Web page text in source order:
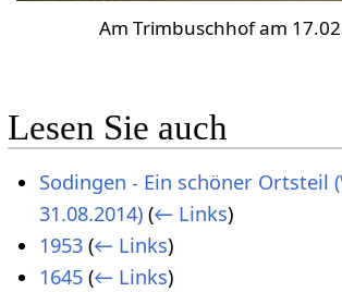
Am Trimbuschhof am
Lesen Sie auch
Sodingen - Ein schöner Ortsteil
31.08.2014) (← Links)
1953 (← Links)
1645 (← Links)